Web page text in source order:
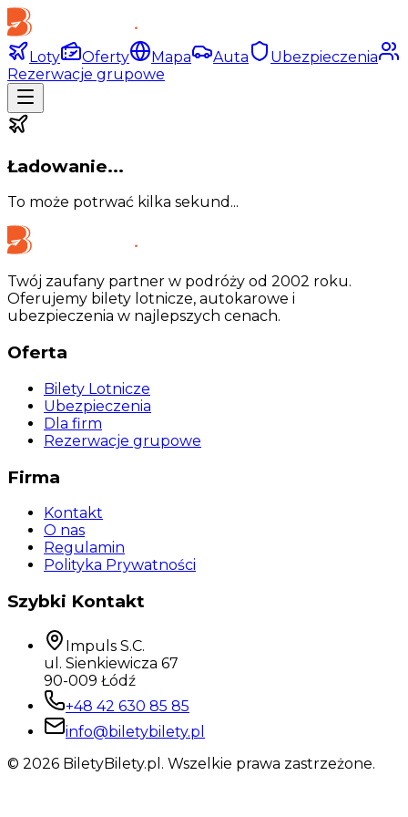
Loty Oferty Mapa Auta
Ubezpieczenia
Rezerwacje grupowe
Ładowanie...
To może potrwać kilka sekund...
Twój zaufany partner w podróży od 2002 roku.
Oferujemy bilety lotnicze, autokarowe i
ubezpieczenia w najlepszych cenach.
Oferta
Bilety Lotnicze
Ubezpieczenia
Dla firm
Rezerwacje grupowe
Firma
Kontakt
O nas
Regulamin
Polityka Prywatności
Szybki Kontakt
Impuls S.C.
ul. Sienkiewicza 67
90-009 Łódź
+48 42 630 85 85
info@biletybilety.pl
© 2026 BiletyBilety.pl. Wszelkie prawa zastrzeżone.